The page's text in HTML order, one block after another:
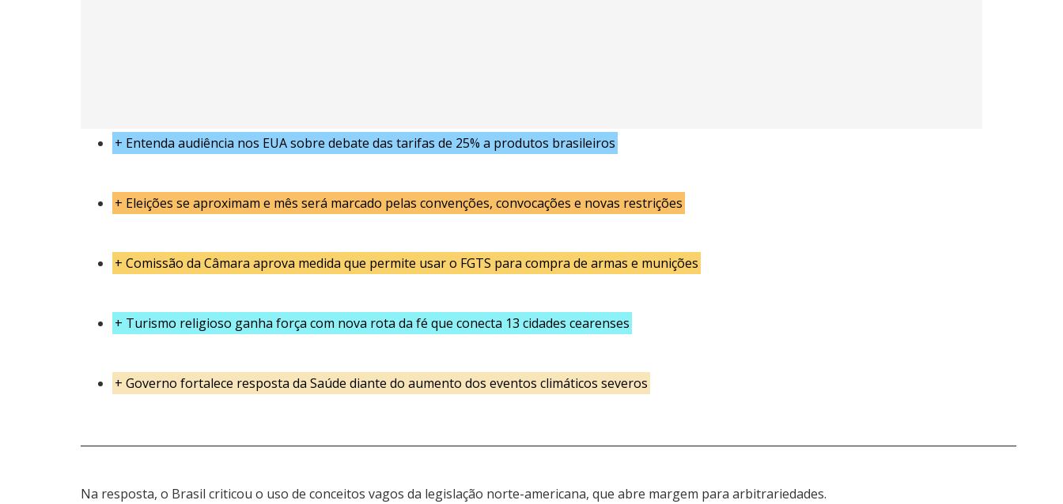
+ Entenda audiência nos EUA sobre debate das tarifas de 25% a produtos brasileiros
+ Eleições se aproximam e mês será marcado pelas convenções, convocações e novas restrições
+Comissão da Câmara aprova medida que permite usar o FGTS para compra de armas e munições
+ Turismo religioso ganha força com nova rota da fé que conecta 13 cidades cearenses
+Governo fortalece resposta da Saúde diante do aumento dos eventos climáticos severos
Na resposta, o Brasil criticou o uso de conceitos vagos da legislação norte-americana, que abre margem para arbitrariedades.